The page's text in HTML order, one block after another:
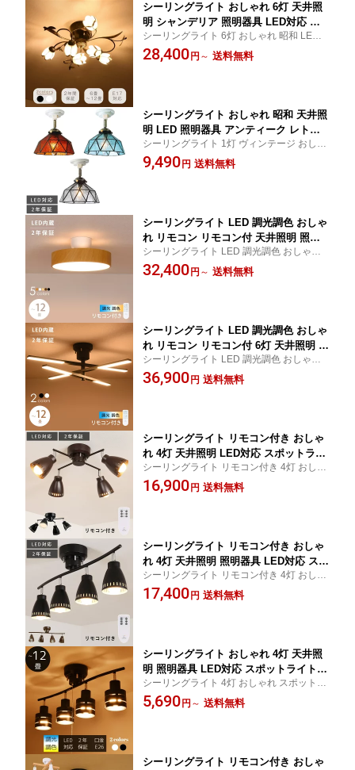
シーリングライト おしゃれ 6灯 天井照
明 シャンデリア 照明器具 LED対応 モ
ダン 昭和 寝室 リビング ダイニング ベ
ッドルーム 食卓 居間 シンプル アンテ
シーリングライト 6灯 おしゃれ 昭和 LED
寝室 モダン 照明器具 天井照明 リビング レ
トロ ダイニング アンティーク ベッドルー
28,400 円 ～ 送料無料
シーリングライト おしゃれ 昭和 天井照
明 LED 照明器具 アンティーク レトロ
階段 食卓 キッチン 洗面所 内玄関 トイ
レ ダイニング リビング ベッドルーム
シーリングライト 1灯 ヴィンテージ おしゃ
れ トイレ 階段 リビング キッチン 店舗 ガラ
ス レトロ シンプル アンティーク トイレ 雑
9,490 円 送料無料
シーリングライト LED 調光調色 おしゃ
れ リモコン リモコン付 天井照明 照明
器具 LED内蔵 LED一体型 モダン 北欧
寝室 和室 リビング ダイニング 和風 ペ
シーリングライト LED 調光調色 おしゃれ
天井照明 リモコン 照明器具 LED内蔵 モダ
ン ダイニング 北欧 寝室 和室 リビング 食卓
32,400 円 ～ 送料無料
シーリングライト LED 調光調色 おしゃ
れ リモコン リモコン付 6灯 天井照明 照
明器具 LED内蔵 LED一体型 ペンダント
ライト モダン 北欧 食卓 シンプル カフ
シーリングライト LED 調光調色 おしゃれ
天井照明 リモコン 照明器具 LED内蔵 モダ
ン ダイニング 北欧 寝室 6灯 リビング 食卓
36,900 円 送料無料
シーリングライト リモコン付き おしゃ
れ 4灯 天井照明 LED対応 スポットライ
ト 照明器具 間接照明 リビング ダイニ
ング ベッドルーム モダン 北欧 寝室 食
シーリングライト リモコン付き 4灯 おしゃ
れ スポットライト 北欧 LED 寝室 モダン 照
明器具 天井照明 リビング ダイニング ベッ
16,900 円 送料無料
シーリングライト リモコン付き おしゃ
れ 4灯 天井照明 照明器具 LED対応 スポ
ットライト モダン 北欧 寝室 リビング
ダイニング ベッドルーム 食卓 居間 シ
シーリングライト リモコン付き 4灯 おしゃ
れ スポットライト 北欧 LED 寝室 モダン 照
明器具 天井照明 リビング ダイニング ベッ
17,400 円 送料無料
シーリングライト おしゃれ 4灯 天井照
明 照明器具 LED対応 スポットライト
モダン 北欧 寝室 リビング ダイニング
ベッドルーム ペンダントライト 食卓 居
シーリングライト 4灯 おしゃれ スポットラ
イト 北欧 LED 寝室 モダン 照明器具 天井照
明 リビング ダイニング ベッドルーム 食卓
5,690 円 ～ 送料無料
シーリングライト リモコン付き おしゃ